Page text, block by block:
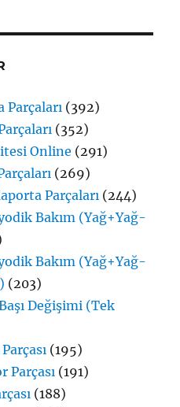
Parçaları (392)
(352)
Online (291)
(269)
Parçaları (244)
Bakım (Yağ+Yağ-
Bakım (Yağ+Yağ-
(203)
Değişimi (Tek
(195)
Parçası (191)
(188)